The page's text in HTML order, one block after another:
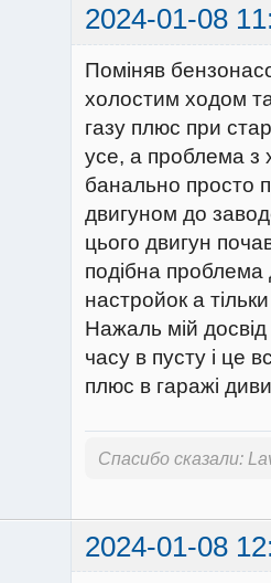
2024-01-08
Поміняв
холостим ходом
газу плюс при
усе, а проблема з
банально просто
двигуном до
цього двигун
подібна проблема
настройок а
Нажаль мій
часу в пусту і це
плюс в гаражі
Спасибо сказали:
2024-01-08